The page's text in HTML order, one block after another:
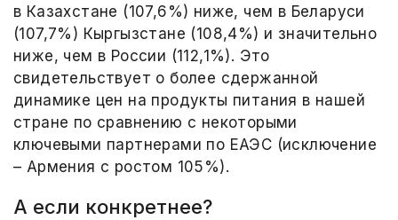
в Казахстане (107,6%) ниже, чем в Беларуси
(107,7%) Кыргызстане (108,4%) и значительно
ниже, чем в России (112,1%). Это
свидетельствует о более сдержанной
динамике цен на продукты питания в нашей
стране по сравнению с некоторыми
ключевыми партнерами по ЕАЭС (исключение
– Армения с ростом 105%).
А если конкретнее?